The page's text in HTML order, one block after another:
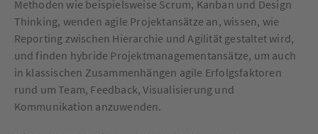
Methoden wie beispielsweise Scrum, Kanban und Design
Thinking, wenden agile Projektansätze an, wissen, wie
Reporting zwischen Hierarchie und Agilität gestaltet wird,
und finden hybride Projektmanagementansätze, um auch
in klassischen Zusammenhängen agile Erfolgsfaktoren
rund um Team, Feedback, Visualisierung und
Kommunikation anzuwenden.